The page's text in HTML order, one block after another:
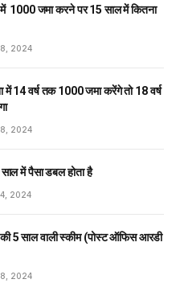
₹ 1000 जमा करने पर 15 साल में कितना
2024
में 14 वर्ष तक ₹1000 जमा करेंगे तो 18 वर्ष
2024
में पैसा डबल होता है
2024
5 साल वाली स्कीम (पोस्ट ऑफिस आरडी
2024